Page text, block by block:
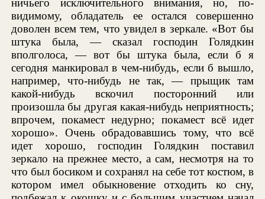
видимому, обладатель ее остался совершенно
доволен всем тем, что увидел в зеркале. «Вот бы
штука была, — сказал господин Голядкин
вполголоса, — вот бы штука была, если б я
сегодня манкировал в чем-нибудь, если б вышло,
например, что-нибудь не так, — прыщик там
какой-нибудь вскочил посторонний или
произошла бы другая какая-нибудь неприятность;
впрочем, покамест недурно; покамест всё идет
хорошо». Очень обрадовавшись тому, что всё
идет хорошо, господин Голядкин поставил
зеркало на прежнее место, а сам, несмотря на то
что был босиком и сохранял на себе тот костюм, в
котором имел обыкновение отходить ко сну,